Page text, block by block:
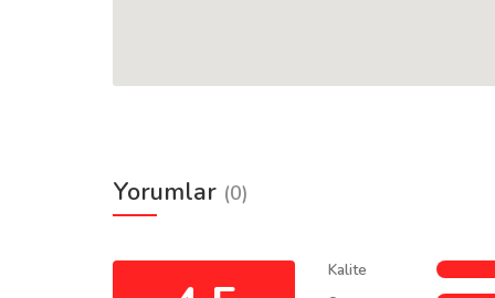
Yorumlar (0)
Kalite